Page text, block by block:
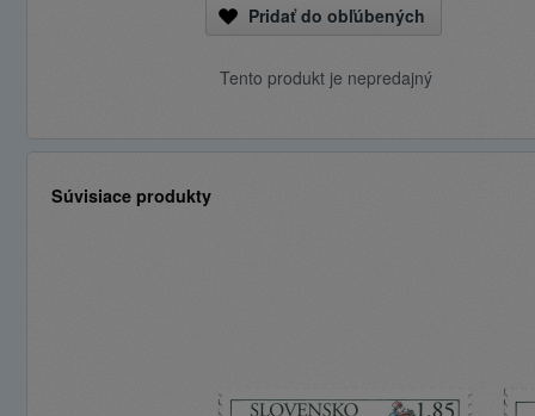
Pridať do obľúbených
Tento produkt je nepredajný
Súvisiace produkty